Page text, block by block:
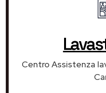
Centro Assistenza